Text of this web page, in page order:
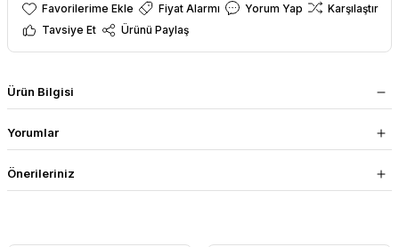
Fiyat Alarmı Yorum Yap
Karşılaştır
Tavsiye Et
Ürünü Paylaş
Ürün Bilgisi
Yorumlar
Önerileriniz